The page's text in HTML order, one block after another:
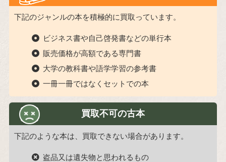
下記のジャンルの本を積極的に買取っています。
ビジネス書や自己啓発書などの単行本
販売価格が高額である専門書
大学の教科書や語学学習の参考書
一冊一冊ではなくセットでの本
買取不可の古本
下記のような本は、買取できない場合があります。
盗品又は遺失物と思われるもの